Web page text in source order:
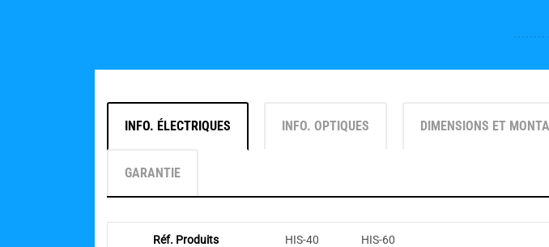
INFO. ÉLECTRIQUES INFO. OPTIQUES DIMENSIONS ET
GARANTIE
Réf. Produits HIS-40 HIS-60